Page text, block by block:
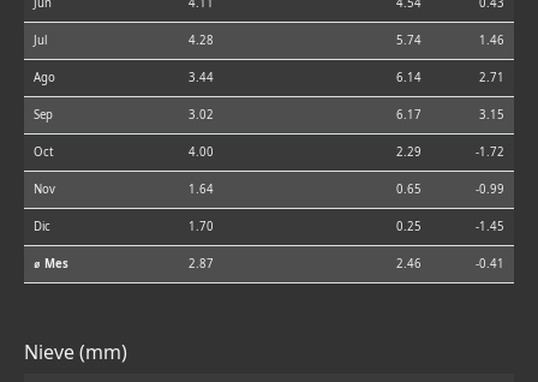
Jun 4.11 4.54 0.43
Jul 4.28 5.74 1.46
Ago 3.44 6.14 2.71
Sep 3.02 6.17 3.15
Oct 4.00 2.29 -1.72
Nov 1.64 0.65 -0.99
Dic 1.70 0.25 -1.45
⌀ Mes 2.87 2.46 -0.41
Nieve (mm)